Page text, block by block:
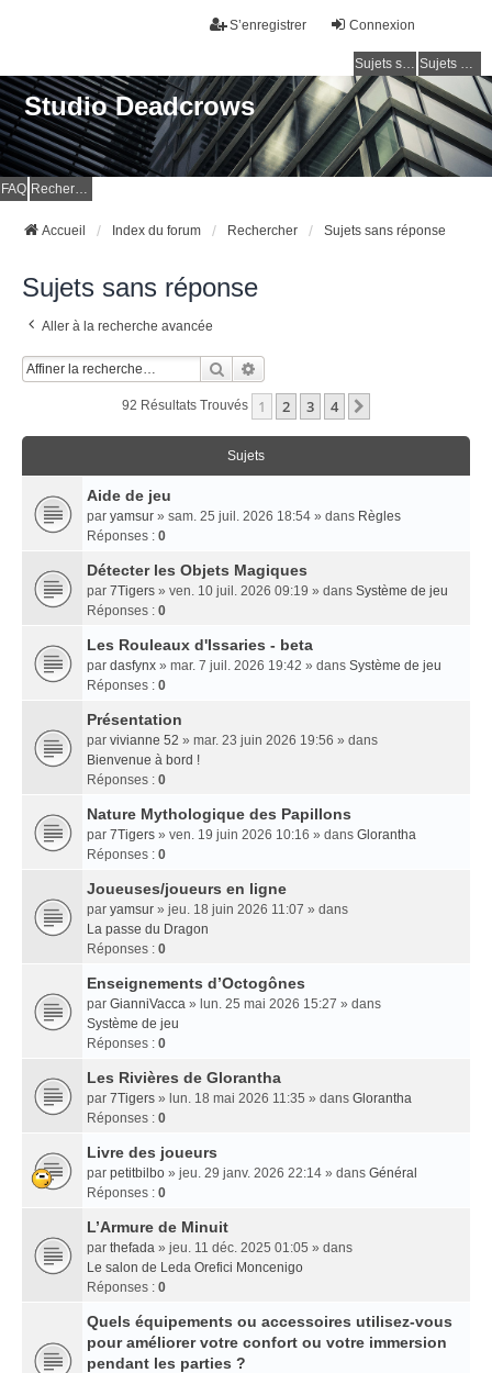
Connexion
S’enregistrer
Sujets sans réponse Sujets actifs
Studio Deadcrows
FAQ Rechercher
Accueil Index du forum Rechercher Sujets sans réponse
Sujets sans réponse
Aller à la recherche avancée
Rechercher
92 Résultats Trouvés 1 2 3 4
Sujets
Aide de jeu
par yamsur » sam. 25 juil. 2026 18:54 » dans Règles
Réponses : 0
Détecter les Objets Magiques
par 7Tigers » ven. 10 juil. 2026 09:19 » dans Système de jeu
Réponses : 0
Les Rouleaux d'Issaries - beta
par dasfynx » mar. 7 juil. 2026 19:42 » dans Système de jeu
Réponses : 0
Présentation
par vivianne 52 » mar. 23 juin 2026 19:56 » dans
Bienvenue à bord !
Réponses : 0
Nature Mythologique des Papillons
par 7Tigers » ven. 19 juin 2026 10:16 » dans Glorantha
Réponses : 0
Joueuses/joueurs en ligne
par yamsur » jeu. 18 juin 2026 11:07 » dans
La passe du Dragon
Réponses : 0
Enseignements dʼOctogônes
par GianniVacca » lun. 25 mai 2026 15:27 » dans
Système de jeu
Réponses : 0
Les Rivières de Glorantha
par 7Tigers » lun. 18 mai 2026 11:35 » dans Glorantha
Réponses : 0
Livre des joueurs
par petitbilbo » jeu. 29 janv. 2026 22:14 » dans Général
Réponses : 0
L’Armure de Minuit
par thefada » jeu. 11 déc. 2025 01:05 » dans
Le salon de Leda Orefici Moncenigo
Réponses : 0
Quels équipements ou accessoires utilisez-vous
pour améliorer votre confort ou votre immersion
pendant les parties ?